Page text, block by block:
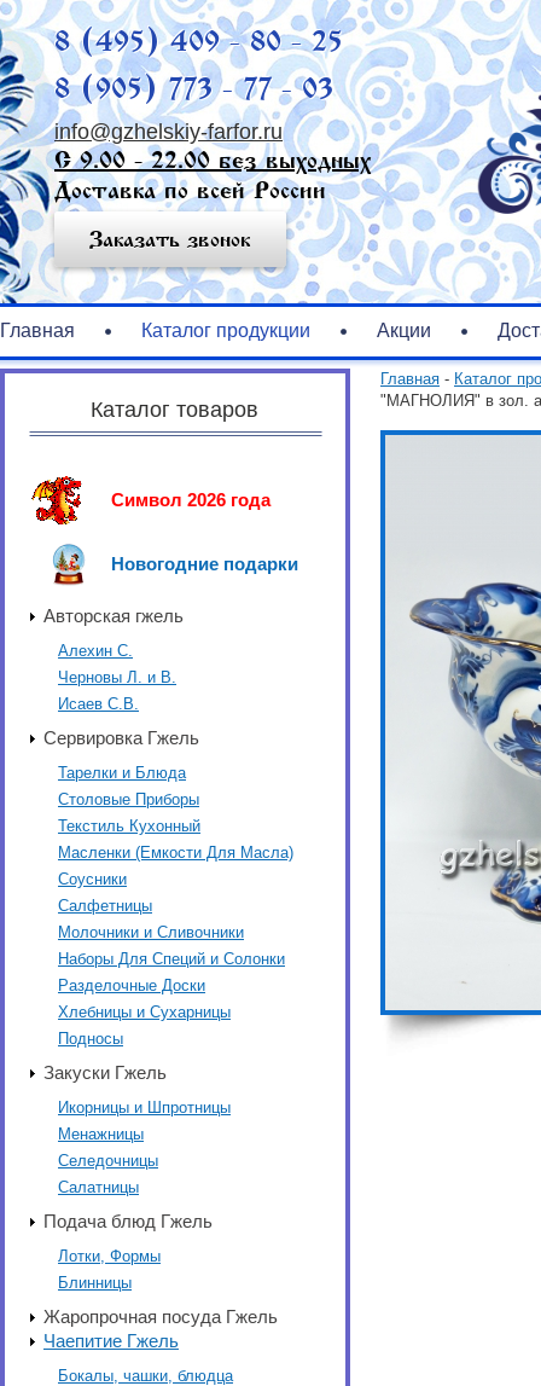
8 (495) 409 - 80 - 25
8 (905) 773 - 77 - 03
info@gzhelskiy-farfor.ru
С 9.00 - 22.00 без выходных
Доставка по всей России
Заказать звонок
Главная Каталог продукции Акции
Каталог товаров
Символ 2026 года
Новогодние подарки
Авторская гжель
Алехин С.
Черновы Л. и В.
Исаев С.В.
Сервировка Гжель
Тарелки и Блюда
Столовые Приборы
Текстиль Кухонный
Масленки (Емкости Для Масла)
Соусники
Салфетницы
Молочники и Сливочники
Наборы Для Специй и Солонки
Разделочные Доски
Хлебницы и Сухарницы
Подносы
Закуски Гжель
Икорницы и Шпротницы
Менажницы
Селедочницы
Салатницы
Подача блюд Гжель
Лотки, Формы
Блинницы
Жаропрочная посуда Гжель
Чаепитие Гжель
Бокалы, чашки, блюдца
Главная - Каталог
"МАГНОЛИЯ" в зол.